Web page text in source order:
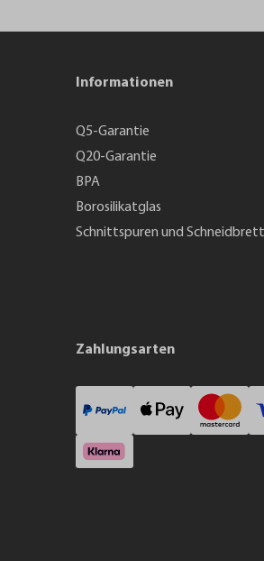
Informationen
Q5-Garantie
Q20-Garantie
BPA
Borosilikatglas
Schnittspuren und
Zahlungsarten